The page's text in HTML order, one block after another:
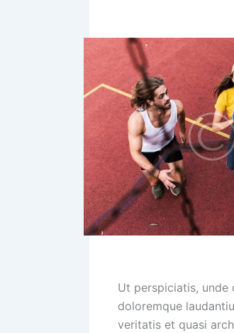
Ut perspiciatis, unde
doloremque
veritatis et quasi